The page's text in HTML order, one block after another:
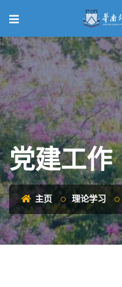
党建工作
主页 理论学习